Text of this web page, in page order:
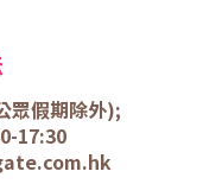
眾假期除外);
17:30